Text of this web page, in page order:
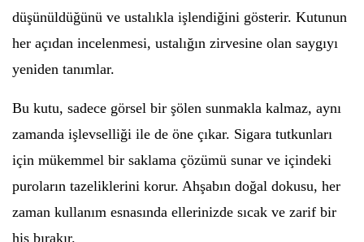
düşünüldüğünü ve ustalıkla işlendiğini gösterir. Kutunun
her açıdan incelenmesi, ustalığın zirvesine olan saygıyı
yeniden tanımlar.
Bu kutu, sadece görsel bir şölen sunmakla kalmaz, aynı
zamanda işlevselliği ile de öne çıkar. Sigara tutkunları
için mükemmel bir saklama çözümü sunar ve içindeki
puroların tazeliklerini korur. Ahşabın doğal dokusu, her
zaman kullanım esnasında ellerinizde sıcak ve zarif bir
his bırakır.